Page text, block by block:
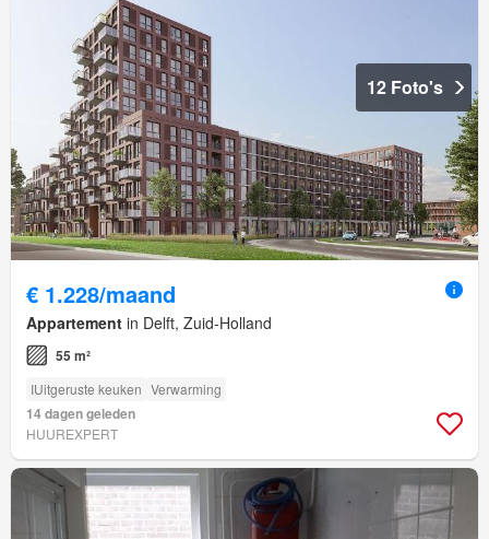
12 Foto's
€ 1.228/maand
Appartement in Delft, Zuid-Holland
55 m²
IUitgeruste keuken Verwarming
14 dagen geleden
HUUREXPERT